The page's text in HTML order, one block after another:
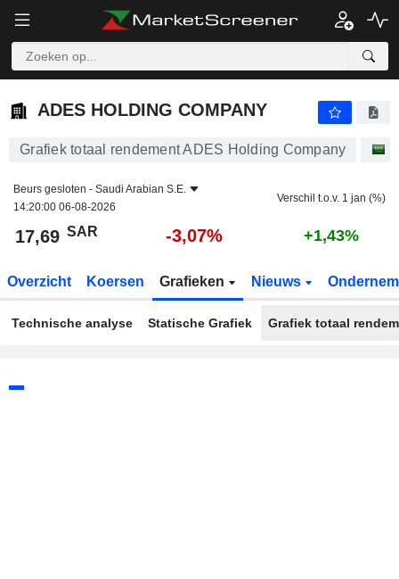
ADES HOLDING COMPANY
ADES HOLDING COMPANY
Grafiek totaal rendement ADES Holding Company
Beurs gesloten - Saudi Arabian S.E.
14:20:00 06-08-2026
Verschil t.o.v. 1 jan (%)
17,69 SAR -3,07% +1,43%
Overzicht Koersen Grafieken Nieuws
Technische analyse Statische Grafiek Grafiek totaal